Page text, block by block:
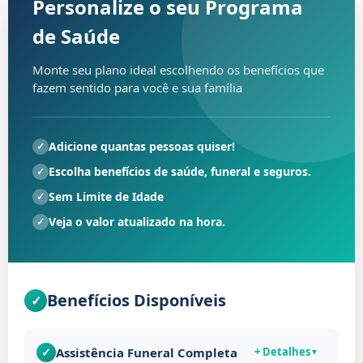
Todo o território nacional.
DIFERENCIAL: Repatriamento
internacional (Exterior) limitado a
US$20.000
Transporte do responsável, mediante
necessidade, para liberação do corpo,
podendo incluir o fornecimento de
passagens em linhas regulares de transporte
terrestre ou aéreo, em classe econômica, ou
serviço de táxi ou similar devidamente
regulamentado.
Cerimônia:
Locação de capela/velório (para a realização
da cerimônia)
Atendimento 24H por dia por telefone.
Sem Carência - Uso Imediato após a adesão.
Personalize o seu Programa
de Saúde
Monte seu plano ideal escolhendo os benefícios que
fazem sentido para você e sua família
✓ Adicione quantas pessoas quiser!
✓ Escolha benefícios de saúde, funeral e seguros.
✓ Sem Limite de Idade
✓ Veja o valor atualizado na hora.
Benefícios Disponíveis
✓ Assistência Funeral Completa + Detalhes▼